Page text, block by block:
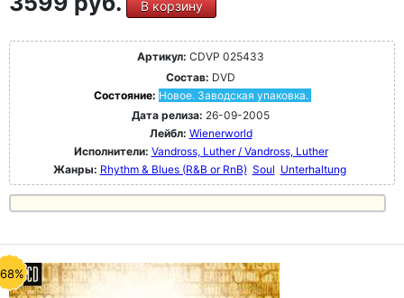
В корзину
Артикул: CDVP 025433
Состав: DVD
Состояние: Новое. Заводская упаковка.
Дата релиза: 26-09-2005
Лейбл: Wienerworld
Исполнители: Vandross, Luther / Vandross, Luther
Жанры: Rhythm & Blues (R&B or RnB) Soul Unterhaltung